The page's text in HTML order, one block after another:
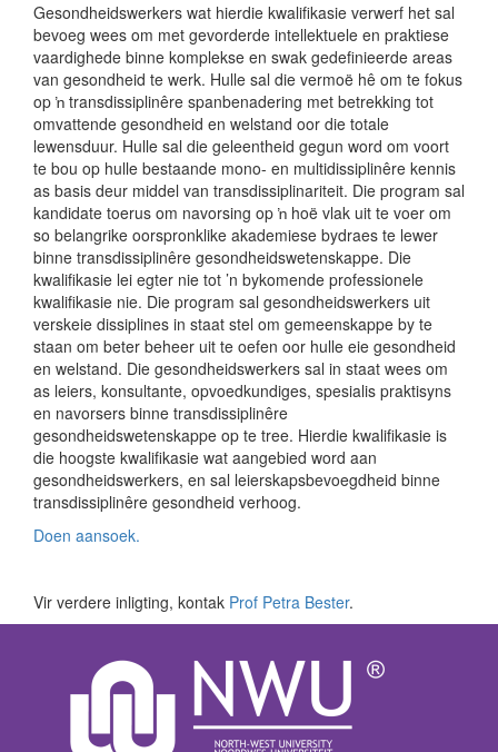
Gesondheidswerkers wat hierdie kwalifikasie verwerf het sal
bevoeg wees om met gevorderde intellektuele en praktiese
vaardighede binne komplekse en swak gedefinieerde areas
van gesondheid te werk. Hulle sal die vermoë hê om te fokus
op ŉ transdissiplinêre spanbenadering met betrekking tot
omvattende gesondheid en welstand oor die totale
lewensduur. Hulle sal die geleentheid gegun word om voort
te bou op hulle bestaande mono- en multidissiplinêre kennis
as basis deur middel van transdissiplinariteit. Die program sal
kandidate toerus om navorsing op ŉ hoë vlak uit te voer om
so belangrike oorspronklike akademiese bydraes te lewer
binne transdissiplinêre gesondheidswetenskappe. Die
kwalifikasie lei egter nie tot ’n bykomende professionele
kwalifikasie nie. Die program sal gesondheidswerkers uit
verskeie dissiplines in staat stel om gemeenskappe by te
staan om beter beheer uit te oefen oor hulle eie gesondheid
en welstand. Die gesondheidswerkers sal in staat wees om
as leiers, konsultante, opvoedkundiges, spesialis praktisyns
en navorsers binne transdissiplinêre
gesondheidswetenskappe op te tree. Hierdie kwalifikasie is
die hoogste kwalifikasie wat aangebied word aan
gesondheidswerkers, en sal leierskapsbevoegdheid binne
transdissiplinêre gesondheid verhoog.
Doen aansoek.
Vir verdere inligting, kontak Prof Petra Bester.